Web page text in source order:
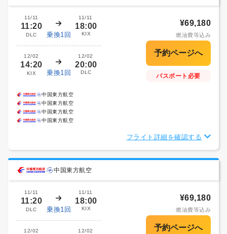
11/11
11:20
DLC 乗換1回
11/11
18:00
KIX
12/02
14:20
KIX 乗換1回
12/02
20:00
DLC
¥69,180
燃油費等込み
パスポート必要
中国東方航空
中国東方航空
中国東方航空
中国東方航空
フライト詳細を確認する
中国東方航空
11/11
11:20
DLC 乗換1回
11/11
18:00
KIX
12/02 12/02
¥69,180
燃油費等込み